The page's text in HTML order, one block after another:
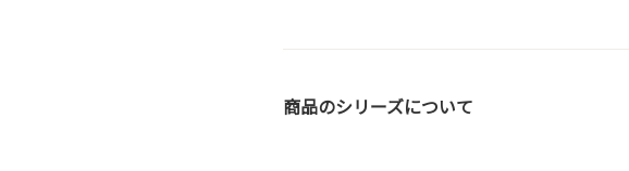
商品のシリーズについて